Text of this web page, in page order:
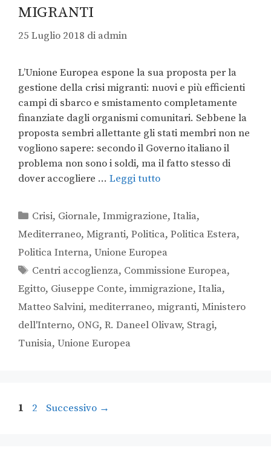
MIGRANTI
25 Luglio 2018 di admin
L’Unione Europea espone la sua proposta per la
gestione della crisi migranti: nuovi e più efficienti
campi di sbarco e smistamento completamente
finanziate dagli organismi comunitari. Sebbene la
proposta sembri allettante gli stati membri non ne
vogliono sapere: secondo il Governo italiano il
problema non sono i soldi, ma il fatto stesso di
dover accogliere … Leggi tutto
Crisi, Giornale,Immigrazione,Italia,
Mediterraneo, Migranti, Politica, Politica Estera,
Politica Interna, Unione Europea
Centri accoglienza, Commissione Europea,
Egitto, Giuseppe Conte, immigrazione, Italia,
Matteo Salvini, mediterraneo, migranti, Ministero
dell'Interno, ONG, R. Daneel Olivaw, Stragi,
Tunisia, Unione Europea
1 2 Successivo →